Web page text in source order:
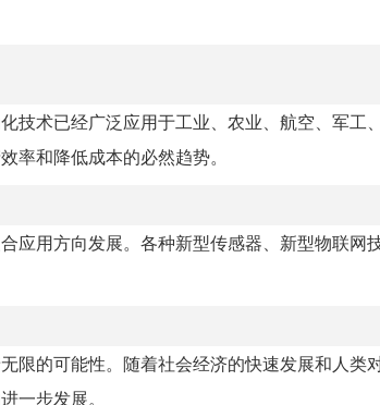
技术已经广泛应用于工业、农业、航空、军工
率和降低成本的必然趋势。
应用方向发展。各种新型传感器、新型物联网
限的可能性。随着社会经济的快速发展和人类
一步发展。